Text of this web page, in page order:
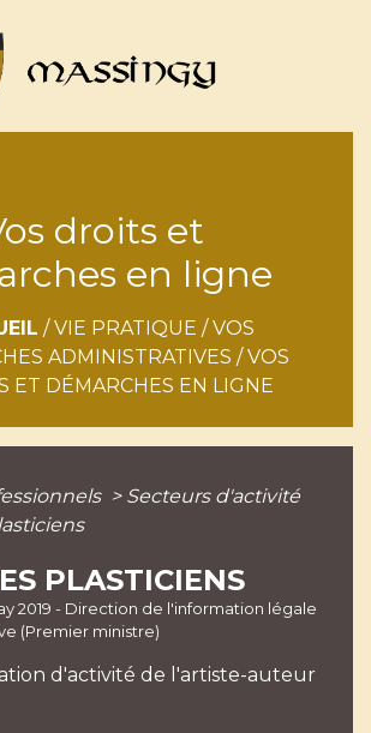
droits et
en ligne
/VIE PRATIQUE /VOS
ADMINISTRATIVES /VOS
ET DÉMARCHES EN LIGNE
> Secteurs d'activité
PLASTICIENS
2019 - Direction de l'information légale
(Premier ministre)
d'activité de l'artiste-auteur